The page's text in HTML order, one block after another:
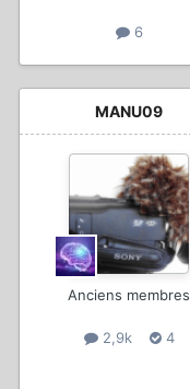
6
MANU09
Anciens membres
2,9k 4